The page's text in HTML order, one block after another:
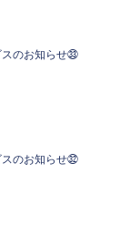
のお知らせ㉝
のお知らせ㉜